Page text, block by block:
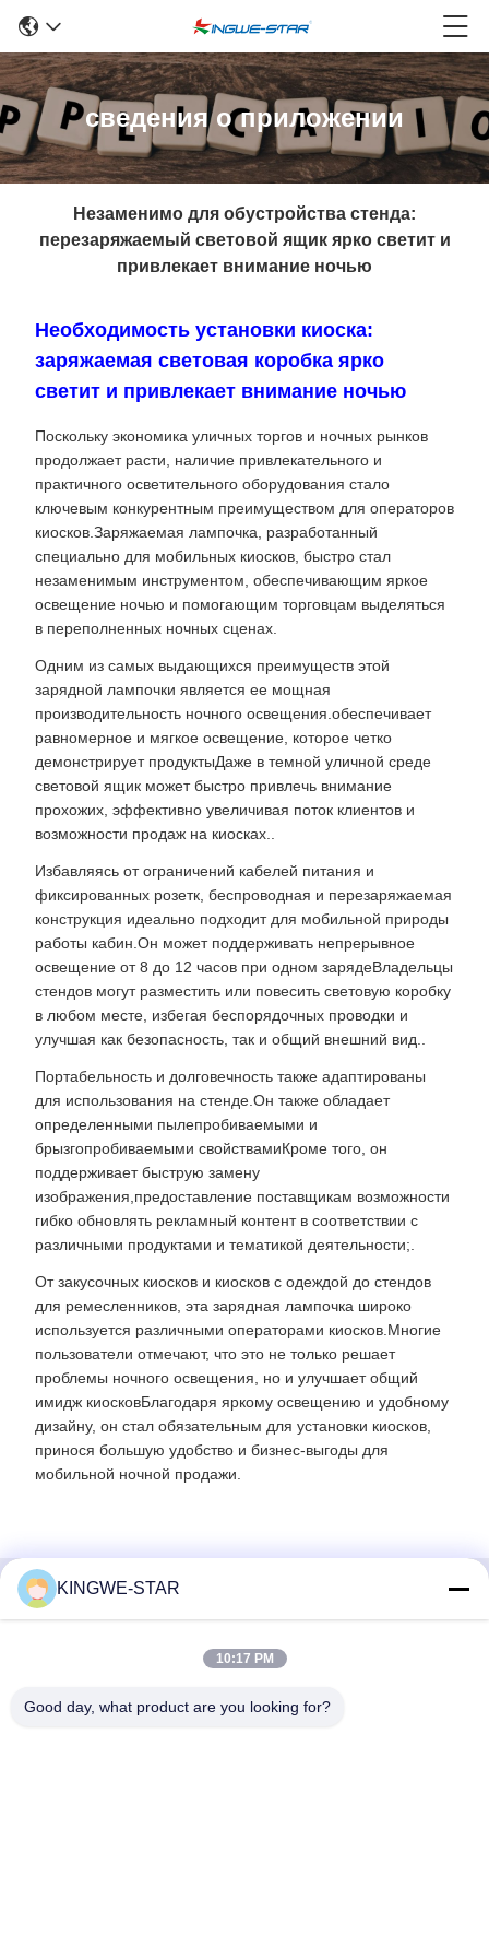
сведения о приложении
Незаменимо для обустройства стенда:
перезаряжаемый световой ящик ярко светит и
привлекает внимание ночью
Необходимость установки киоска:
заряжаемая световая коробка ярко
светит и привлекает внимание ночью
Поскольку экономика уличных торгов и ночных рынков
продолжает расти, наличие привлекательного и
практичного осветительного оборудования стало
ключевым конкурентным преимуществом для операторов
киосков.Заряжаемая лампочка, разработанный
специально для мобильных киосков, быстро стал
незаменимым инструментом, обеспечивающим яркое
освещение ночью и помогающим торговцам выделяться
в переполненных ночных сценах.
Одним из самых выдающихся преимуществ этой
зарядной лампочки является ее мощная
производительность ночного освещения.обеспечивает
равномерное и мягкое освещение, которое четко
демонстрирует продуктыДаже в темной уличной среде
световой ящик может быстро привлечь внимание
прохожих, эффективно увеличивая поток клиентов и
возможности продаж на киосках..
Избавляясь от ограничений кабелей питания и
фиксированных розетк, беспроводная и перезаряжаемая
конструкция идеально подходит для мобильной природы
работы кабин.Он может поддерживать непрерывное
освещение от 8 до 12 часов при одном зарядеВладельцы
стендов могут разместить или повесить световую коробку
в любом месте, избегая беспорядочных проводки и
улучшая как безопасность, так и общий внешний вид..
Портабельность и долговечность также адаптированы
для использования на стенде.Он также обладает
определенными пылепробиваемыми и
брызгопробиваемыми свойствамиКроме того, он
поддерживает быструю замену
изображения,предоставление поставщикам возможности
гибко обновлять рекламный контент в соответствии с
различными продуктами и тематикой деятельности;.
От закусочных киосков и киосков с одеждой до стендов
для ремесленников, эта зарядная лампочка широко
используется различными операторами киосков.Многие
пользователи отмечают, что это не только решает
проблемы ночного освещения, но и улучшает общий
имидж киосковБлагодаря яркому освещению и удобному
дизайну, он стал обязательным для установки киосков,
принося большую удобство и бизнес-выгоды для
мобильной ночной продажи.
Быстрый контакт
Баишисия, улица Фюён, район Баоан, Шэньчжэнь,
KINGWE-STAR
10:17 PM
Good day, what product are you looking for?